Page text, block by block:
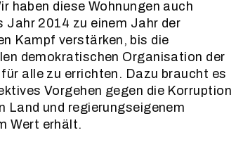
haben diese Wohnungen auch
2014 zu einem Jahr der
Kampf verstärken, bis die
demokratischen Organisation der
alle zu errichten. Dazu braucht es
Vorgehen gegen die Korruption
Land und regierungseigenem
Wert erhält.